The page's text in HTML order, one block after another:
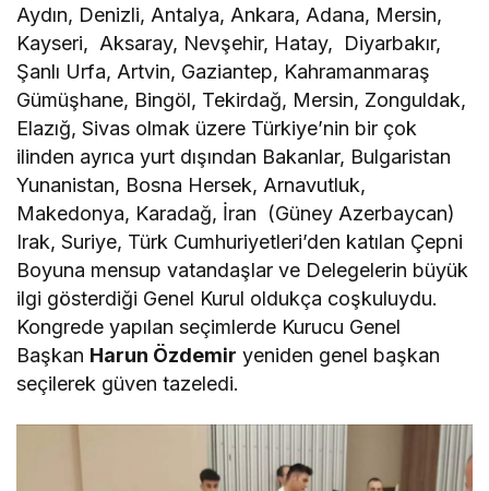
Aydın, Denizli, Antalya, Ankara, Adana, Mersin,
Kayseri, Aksaray, Nevşehir, Hatay, Diyarbakır,
Şanlı Urfa, Artvin, Gaziantep, Kahramanmaraş
Gümüşhane, Bingöl, Tekirdağ, Mersin, Zonguldak,
Elazığ, Sivas olmak üzere Türkiye’nin bir çok
ilinden ayrıca yurt dışından Bakanlar, Bulgaristan
Yunanistan, Bosna Hersek, Arnavutluk,
Makedonya, Karadağ, İran (Güney Azerbaycan)
Irak, Suriye, Türk Cumhuriyetleri’den katılan Çepni
Boyuna mensup vatandaşlar ve Delegelerin büyük
ilgi gösterdiği Genel Kurul oldukça coşkuluydu.
Kongrede yapılan seçimlerde Kurucu Genel
Başkan Harun Özdemir yeniden genel başkan
seçilerek güven tazeledi.